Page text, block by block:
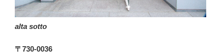
alta sotto
〒730-0036